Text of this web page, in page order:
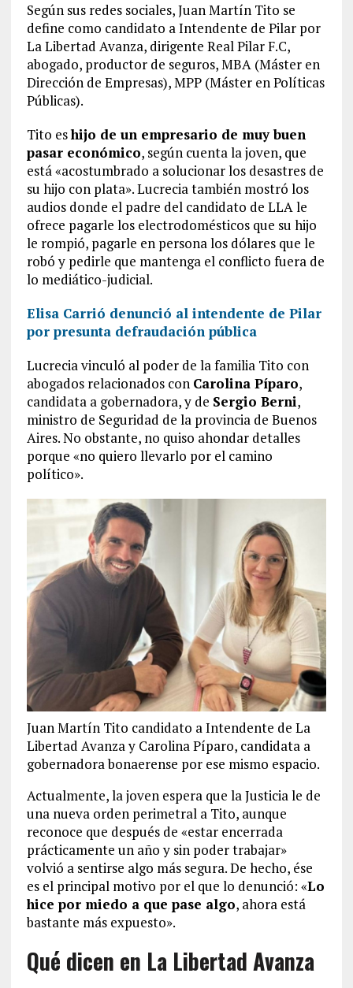
Según sus redes sociales, Juan Martín Tito se
define como candidato a Intendente de Pilar por
La Libertad Avanza, dirigente Real Pilar F.C,
abogado, productor de seguros, MBA (Máster en
Dirección de Empresas), MPP (Máster en Políticas
Públicas).
Tito eshijo de un empresario de muy buen
pasar económico, según cuenta la joven, que
está «acostumbrado a solucionar los desastres de
su hijo con plata». Lucrecia también mostró los
audios donde el padre del candidato de LLA le
ofrece pagarle los electrodomésticos que su hijo
le rompió, pagarle en persona los dólares que le
robó y pedirle que mantenga el conflicto fuera de
lo mediático-judicial.
Elisa Carrió denunció al intendente de Pilar
por presunta defraudación pública
Lucrecia vinculó al poder de la familia Tito con
abogados relacionados con Carolina Píparo,
candidata a gobernadora, y de Sergio Berni,
ministro de Seguridad de la provincia de Buenos
Aires. No obstante, no quiso ahondar detalles
porque «no quiero llevarlo por el camino
político».
Juan Martín Tito candidato a Intendente de La
Libertad Avanza y Carolina Píparo, candidata a
gobernadora bonaerense por ese mismo espacio.
Actualmente, la joven espera que la Justicia le de
una nueva orden perimetral a Tito, aunque
reconoce que después de «estar encerrada
prácticamente un año y sin poder trabajar»
volvió a sentirse algo más segura. De hecho, ése
es el principal motivo por el que lo denunció: «Lo
hice por miedo a que pase algo, ahora está
bastante más expuesto».
Qué dicen en La Libertad Avanza